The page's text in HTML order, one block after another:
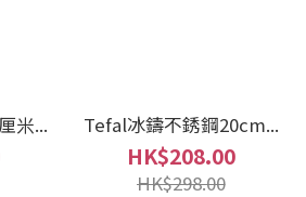
米... Tefal冰鑄不銹鋼20cm...
HK$208.00
HK$298.00